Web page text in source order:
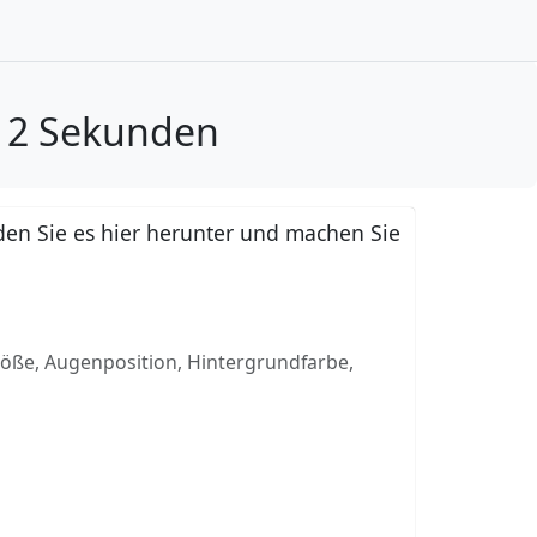
Sekunden
Sie es hier herunter und machen Sie
Augenposition, Hintergrundfarbe,